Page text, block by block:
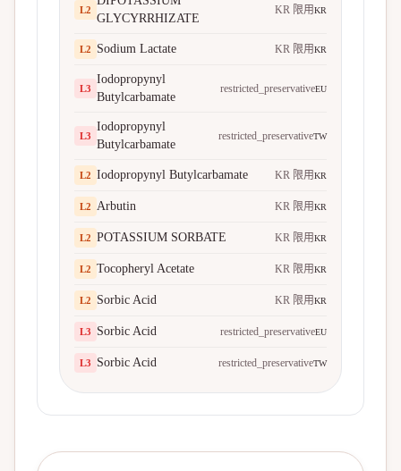
L2
GLYCYRRHIZATE
KR 限用KR
L2 Sodium Lactate KR 限用KR
L3
Iodopropynyl
Butylcarbamate
restricted_preservativeEU
L3
Iodopropynyl
Butylcarbamate
restricted_preservativeTW
L2 Iodopropynyl Butylcarbamate KR 限用KR
L2 Arbutin KR 限用KR
L2 POTASSIUM SORBATE KR 限用KR
L2 Tocopheryl Acetate KR 限用KR
L2 Sorbic Acid KR 限用KR
L3 Sorbic Acid restricted_preservativeEU
L3 Sorbic Acid restricted_preservativeTW